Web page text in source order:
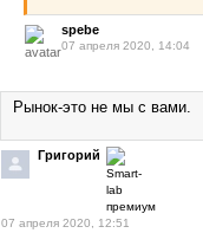
spebe
07 апреля 2020, 14:04
Рынок-это не мы с вами.
Григорий
07 апреля 2020, 12:51